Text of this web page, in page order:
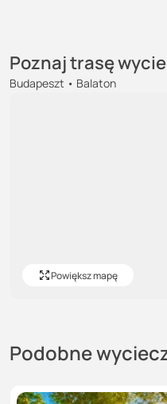
Poznaj trasę
Budapeszt • Balaton
Powiększ mapę
Podobne